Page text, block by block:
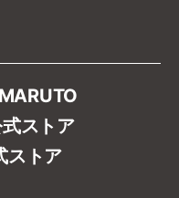
ストア
ストア